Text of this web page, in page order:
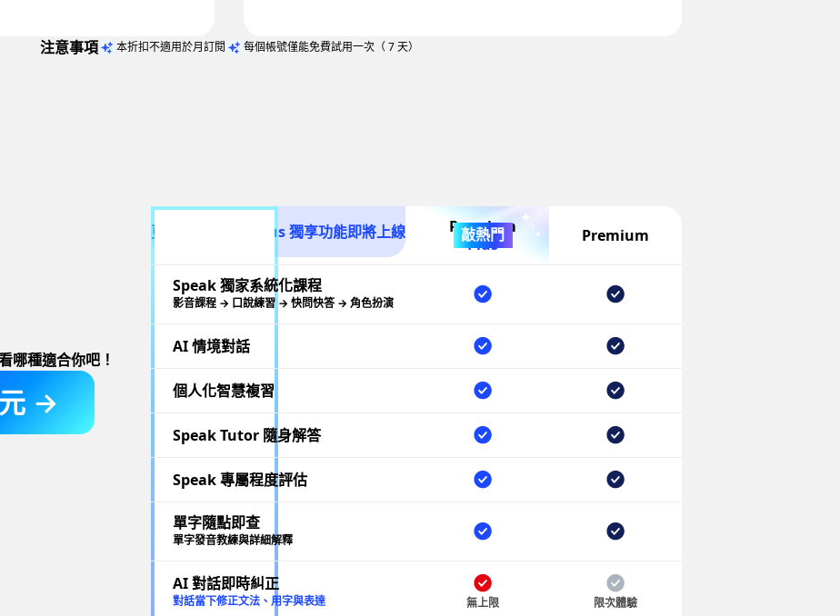
注意事項 本折扣不適用於月訂閱 每個帳號僅能免費試用一次（ 7 天）
哪種適合你吧！
→
Premium
Plus
敲熱門 Premium
Speak 獨家系統化課程
影音課程 → 口說練習 → 快問快答 → 角色扮演
AI 情境對話
個人化智慧複習
Speak Tutor 隨身解答
Speak 專屬程度評估
單字隨點即查
單字發音教練與詳細解釋
AI 對話即時糾正
對話當下修正文法、用字與表達 無上限 限次體驗
更多 Premium Plus 獨享功能即將上線